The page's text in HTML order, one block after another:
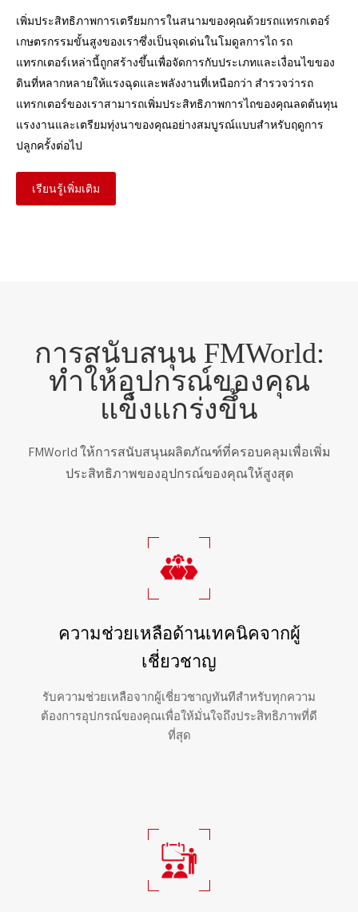
เพิ่มประสิทธิภาพการเตรียมการในสนามของคุณด้วยรถแทรกเตอร์
เกษตรกรรมขั้นสูงของเราซึ่งเป็นจุดเด่นในโมดูลการไถ รถ
แทรกเตอร์เหล่านี้ถูกสร้างขึ้นเพื่อจัดการกับประเภทและเงื่อนไขของ
ดินที่หลากหลายให้แรงฉุดและพลังงานที่เหนือกว่า สำรวจว่ารถ
แทรกเตอร์ของเราสามารถเพิ่มประสิทธิภาพการไถของคุณลดต้นทุน
แรงงานและเตรียมทุ่งนาของคุณอย่างสมบูรณ์แบบสำหรับฤดูการ
ปลูกครั้งต่อไป
เรียนรู้เพิ่มเติม
การสนับสนุน FMWorld:
ทำให้อุปกรณ์ของคุณ
แข็งแกร่งขึ้น
FMWorld ให้การสนับสนุนผลิตภัณฑ์ที่ครอบคลุมเพื่อเพิ่ม
ประสิทธิภาพของอุปกรณ์ของคุณให้สูงสุด
ความช่วยเหลือด้านเทคนิคจากผู้
เชี่ยวชาญ
รับความช่วยเหลือจากผู้เชี่ยวชาญทันทีสำหรับทุกความ
ต้องการอุปกรณ์ของคุณเพื่อให้มั่นใจถึงประสิทธิภาพที่ดี
ที่สุด